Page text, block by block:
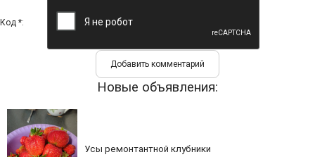
Код *:
Новые объявления:
Усы ремонтантной клубники